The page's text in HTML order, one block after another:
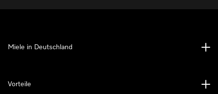
Miele in Deutschland
Vorteile